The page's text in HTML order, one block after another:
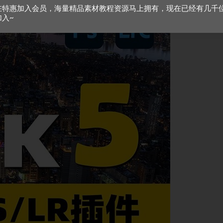
特惠加入会员，海量精品素材教程资源马上拥有，现在已经有几千
入~